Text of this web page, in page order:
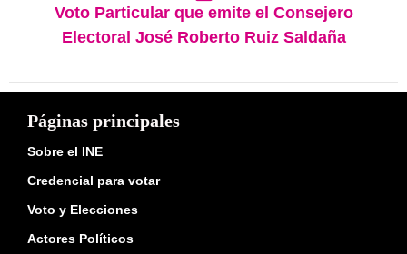
Voto Particular que emite el Consejero
Electoral José Roberto Ruiz Saldaña
Páginas principales
Sobre el INE
Credencial para votar
Voto y Elecciones
Actores Políticos